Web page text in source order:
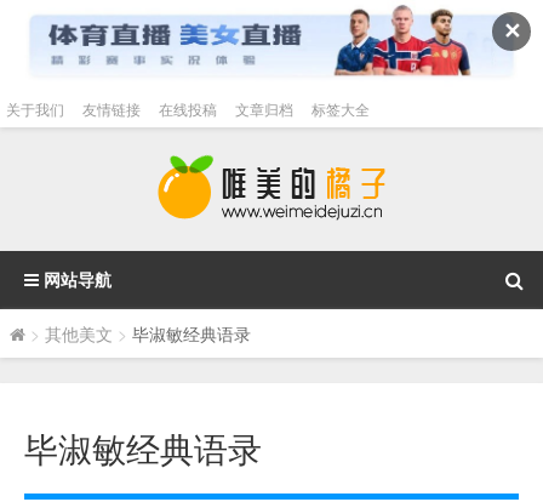
✕
关于我们 友情链接 在线投稿 文章归档 标签大全
网站导航
> 其他美文 > 毕淑敏经典语录
毕淑敏经典语录